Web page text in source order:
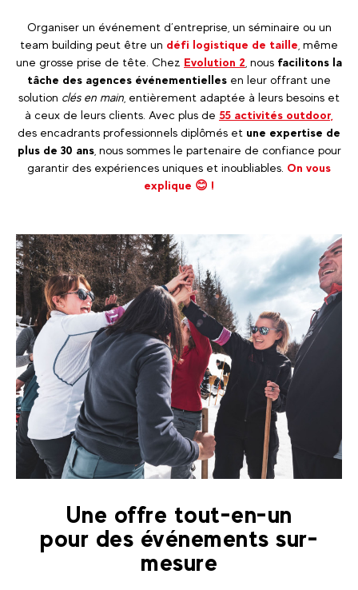
Organiser un événement d’entreprise, un séminaire ou un
team building peut être un défi logistique de taille , même
une grosse prise de tête. Chez Evolution 2 , nous facilitons la
tâche des agences événementielles en leur offrant une
solution clés en main , entièrement adaptée à leurs besoins et
à ceux de leurs clients. Avec plus de 55 activités outdoor,
des encadrants professionnels diplômés et une expertise de
plus de 30 ans, nous sommes le partenaire de confiance pour
garantir des expériences uniques et inoubliables. On vous
explique 😊 !
Une offre tout-en-un
pour des événements sur-
mesure